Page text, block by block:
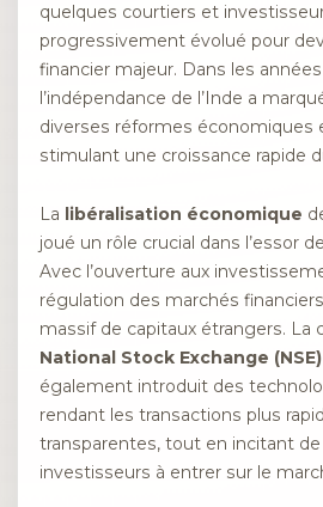
quelques courtiers et
progressivement évolué pour
financier majeur. Dans les
l’indépendance de l’Inde a
diverses réformes économiques
stimulant une croissance rapide
La libéralisation économique
joué un rôle crucial dans l’essor
Avec l’ouverture aux
régulation des marchés
massif de capitaux étrangers. La
National Stock Exchange (NSE)
également introduit des
rendant les transactions plus
transparentes, tout en incitant
investisseurs à entrer sur le